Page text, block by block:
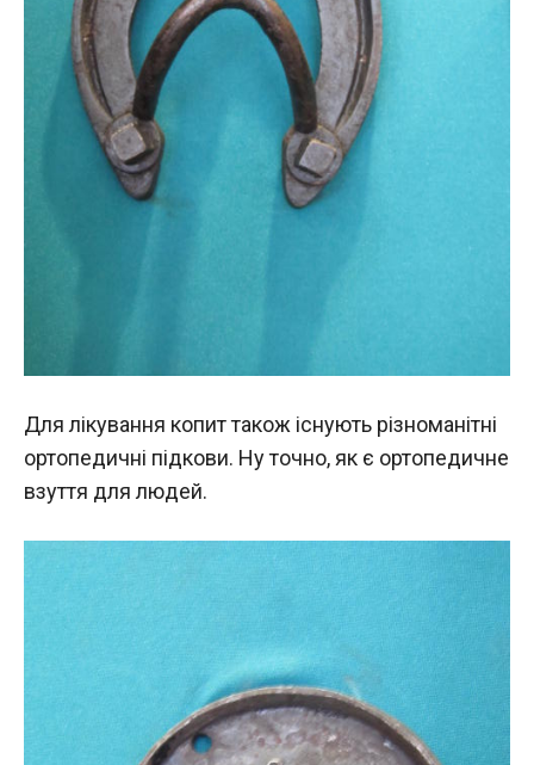
Для лікування копит також існують різноманітні
ортопедичні підкови. Ну точно, як є ортопедичне
взуття для людей.